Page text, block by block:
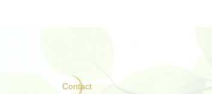
Contact